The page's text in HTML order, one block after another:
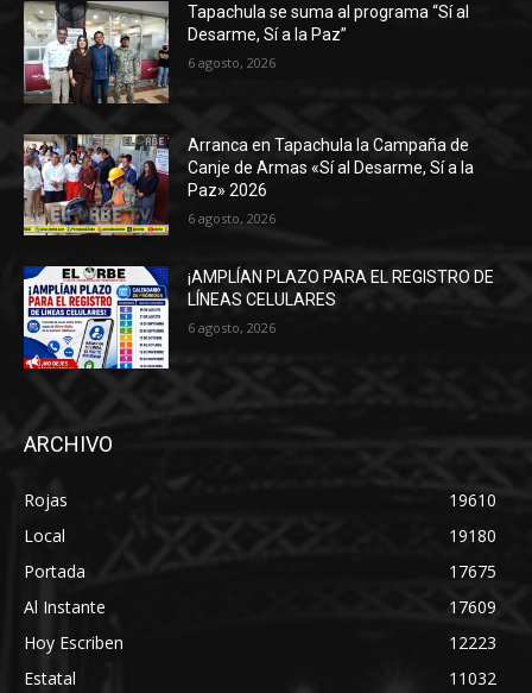
Tapachula se suma al programa “Sí al
Desarme, Sí a la Paz”
6 agosto, 2026
Arranca en Tapachula la Campaña de
Canje de Armas «Sí al Desarme, Sí a la
Paz» 2026
6 agosto, 2026
¡AMPLÍAN PLAZO PARA EL REGISTRO DE
LÍNEAS CELULARES
6 agosto, 2026
ARCHIVO
Rojas
19610
Local
19180
Portada
17675
Al Instante
17609
Hoy Escriben
12223
Estatal
11032